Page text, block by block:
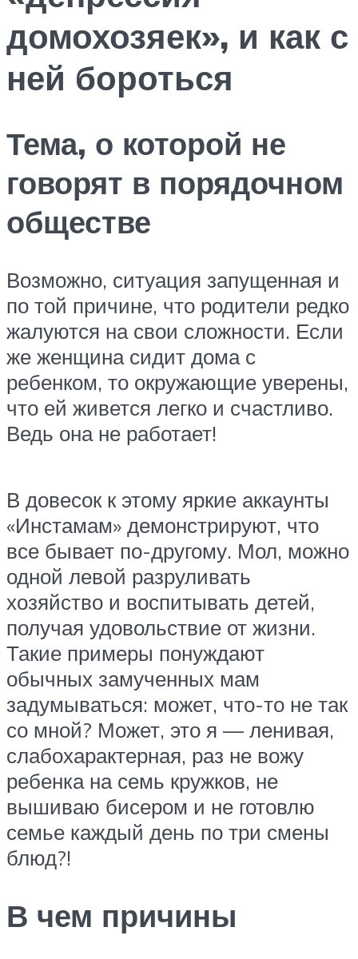
домохозяек», и как с
ней бороться
Тема, о которой не
говорят в порядочном
обществе
Возможно, ситуация запущенная и
по той причине, что родители редко
жалуются на свои сложности. Если
же женщина сидит дома с
ребенком, то окружающие уверены,
что ей живется легко и счастливо.
Ведь она не работает!
В довесок к этому яркие аккаунты
«Инстамам» демонстрируют, что
все бывает по-другому. Мол, можно
одной левой разруливать
хозяйство и воспитывать детей,
получая удовольствие от жизни.
Такие примеры понуждают
обычных замученных мам
задумываться: может, что-то не так
со мной? Может, это я — ленивая,
слабохарактерная, раз не вожу
ребенка на семь кружков, не
вышиваю бисером и не готовлю
семье каждый день по три смены
блюд?!
В чем причины